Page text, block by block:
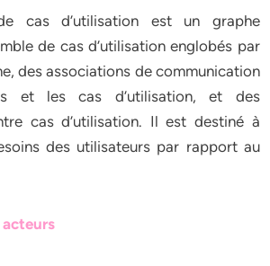
cas d’utilisation est un graphe
de cas d’utilisation englobés par
des associations de communication
et les cas d’utilisation, et des
cas d’utilisation. Il est destiné à
des utilisateurs par rapport au